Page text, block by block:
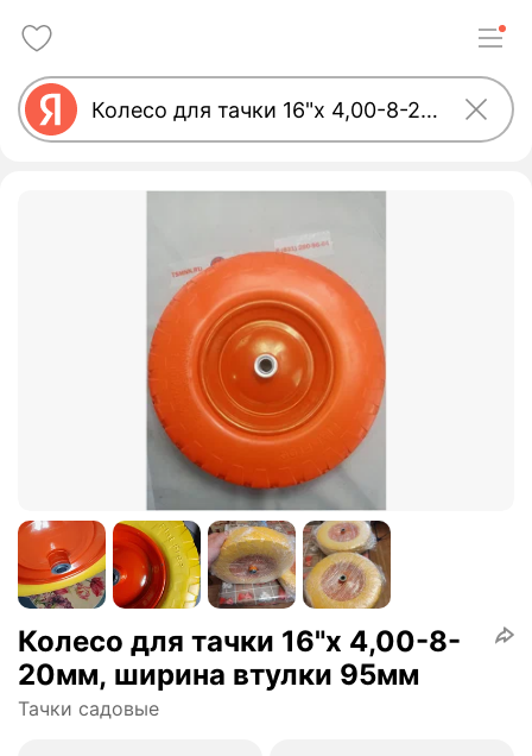
Колесо для тачки 16"х 4,00-8-
20мм, ширина втулки 95мм
Тачки садовые